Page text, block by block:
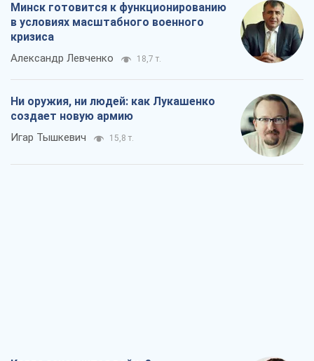
Минск готовится к функционированию
в условиях масштабного военного
кризиса
Александр Левченко 18,7 т.
Ни оружия, ни людей: как Лукашенко
создает новую армию
Игар Тышкевич 15,8 т.